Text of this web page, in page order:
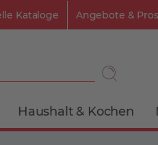
Kataloge Angebote &
Haushalt & Kochen